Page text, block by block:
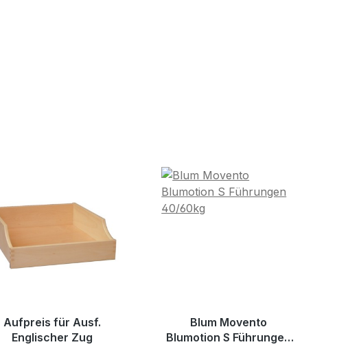
Aufpreis für Ausf.
Englischer Zug
Blum Movento
Blumotion S Führungen